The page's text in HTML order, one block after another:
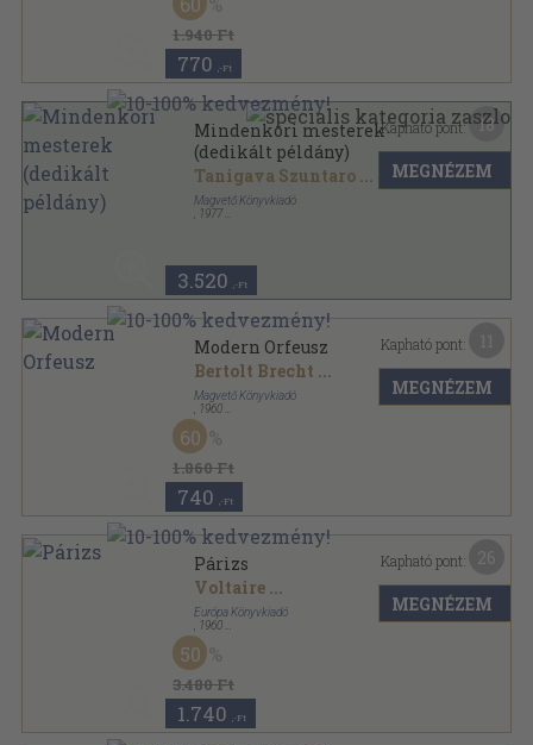
1.940 Ft
770 ,-Ft
Mindenkori mesterek
(dedikált példány)
Tanigava Szuntaro ...
Magvető Könyvkiadó
1977
3.520 ,-Ft
Kapható pont: 18
MEGNÉZEM
Modern Orfeusz
Bertolt Brecht ...
Magvető Könyvkiadó
1960
Félvászon
1.860 Ft
60
740 ,-Ft
Kapható pont:
MEGNÉZEM
Párizs
Voltaire ...
Európa Könyvkiadó
1960
Vászon
Regélő városok sorozat
3.480 Ft
50
1.740 ,-Ft
Kapható pont:
MEGNÉZEM